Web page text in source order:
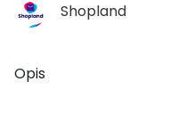
Shopland
Opis